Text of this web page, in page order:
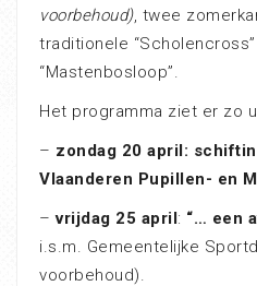
voorbehoud), twee
traditionele
“Mastenbosloop”.
Het programma ziet er zo
– zondag 20 april:
Vlaanderen Pupillen- en
–vrijdag 25 april: “… een
i.s.m. Gemeentelijke
voorbehoud).